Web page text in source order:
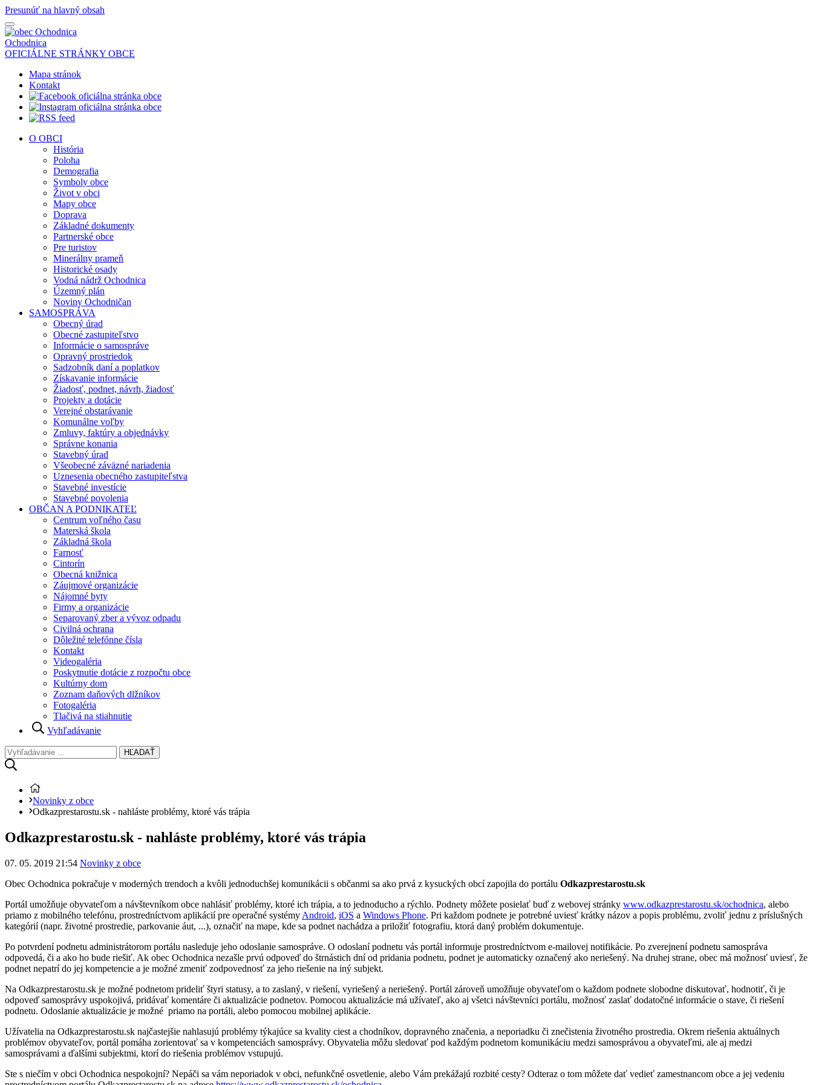
Presunúť na hlavný obsah
Ochodnica
OFICIÁLNE STRÁNKY OBCE
Mapa stránok
Kontakt
O OBCI
História
Poloha
Demografia
Symboly obce
Život v obci
Mapy obce
Doprava
Základné dokumenty
Partnerské obce
Pre turistov
Minerálny prameň
Historické osady
Vodná nádrž Ochodnica
Územný plán
Noviny Ochodničan
SAMOSPRÁVA
Obecný úrad
Obecné zastupiteľstvo
Informácie o samospráve
Opravný prostriedok
Sadzobník daní a poplatkov
Získavanie informácie
Žiadosť, podnet, návrh, žiadosť
Projekty a dotácie
Verejné obstarávanie
Komunálne voľby
Zmluvy, faktúry a objednávky
Správne konania
Stavebný úrad
Všeobecné záväzné nariadenia
Uznesenia obecného zastupiteľstva
Stavebné investície
Stavebné povolenia
OBČAN A PODNIKATEĽ
Centrum voľného času
Materská škola
Základná škola
Farnosť
Cintorín
Obecná knižnica
Záujmové organizácie
Nájomné byty
Firmy a organizácie
Separovaný zber a vývoz odpadu
Civilná ochrana
Dôležité telefónne čísla
Kontakt
Videogaléria
Poskytnutie dotácie z rozpočtu obce
Kultúrny dom
Zoznam daňových dlžníkov
Fotogaléria
Tlačivá na stiahnutie
Vyhľadávanie
HĽADAŤ
Novinky z obce
Odkazprestarostu.sk - nahláste problémy, ktoré vás trápia
Odkazprestarostu.sk - nahláste problémy, ktoré vás trápia
07. 05. 2019 21:54 Novinky z obce
Obec Ochodnica pokračuje v moderných trendoch a kvôli jednoduchšej komunikácii s občanmi sa ako prvá z kysuckých obcí zapojila do portálu Odkazprestarostu.sk
Portál umožňuje obyvateľom a návštevníkom obce nahlásiť problémy, ktoré ich trápia, a to jednoducho a rýchlo. Podnety môžete posielať buď z webovej stránky www.odkazprestarostu.sk/ochodnica, alebo
priamo z mobilného telefónu, prostredníctvom aplikácií pre operačné systémy Android, iOS a Windows Phone. Pri každom podnete je potrebné uviesť krátky názov a popis problému, zvoliť jednu z príslušných
kategórií (napr. životné prostredie, parkovanie áut, ...), označiť na mape, kde sa podnet nachádza a priložiť fotografiu, ktorá daný problém dokumentuje.
Po potvrdení podnetu administrátorom portálu nasleduje jeho odoslanie samospráve. O odoslaní podnetu vás portál informuje prostredníctvom e-mailovej notifikácie. Po zverejnení podnetu samospráva
odpovedá, či a ako ho bude riešiť. Ak obec Ochodnica nezašle prvú odpoveď do štrnástich dní od pridania podnetu, podnet je automaticky označený ako neriešený. Na druhej strane, obec má možnosť uviesť, že
podnet nepatrí do jej kompetencie a je možné zmeniť zodpovednosť za jeho riešenie na iný subjekt.
Na Odkazprestarostu.sk je možné podnetom prideliť štyri statusy, a to zaslaný, v riešení, vyriešený a neriešený. Portál zároveň umožňuje obyvateľom o každom podnete slobodne diskutovať, hodnotiť, či je
odpoveď samosprávy uspokojivá, pridávať komentáre či aktualizácie podnetov. Pomocou aktualizácie má užívateľ, ako aj všetci návštevníci portálu, možnosť zaslať dodatočné informácie o stave, či riešení
podnetu. Odoslanie aktualizácie je možné priamo na portáli, alebo pomocou mobilnej aplikácie.
Užívatelia na Odkazprestarostu.sk najčastejšie nahlasujú problémy týkajúce sa kvality ciest a chodníkov, dopravného značenia, a neporiadku či znečistenia životného prostredia. Okrem riešenia aktuálnych
problémov obyvateľov, portál pomáha zorientovať sa v kompetenciách samosprávy. Obyvatelia môžu sledovať pod každým podnetom komunikáciu medzi samosprávou a obyvateľmi, ale aj medzi
samosprávami a ďalšími subjektmi, ktorí do riešenia problémov vstupujú.
Ste s niečím v obci Ochodnica nespokojní? Nepáči sa vám neporiadok v obci, nefunkčné osvetlenie, alebo Vám prekážajú rozbité cesty? Odteraz o tom môžete dať vedieť zamestnancom obce a jej vedeniu